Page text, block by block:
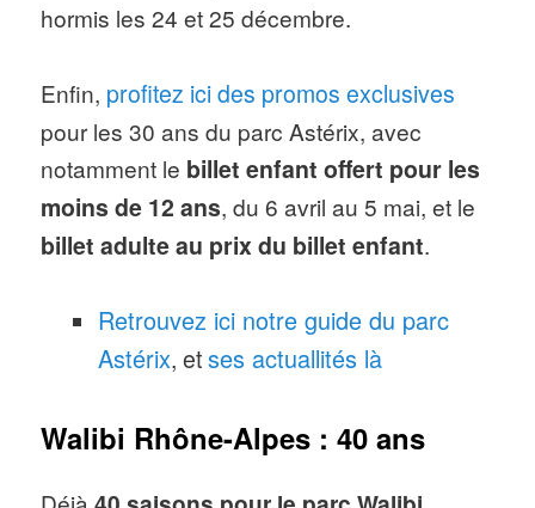
hormis les 24 et 25 décembre.
Enfin, profitez ici des promos exclusives
pour les 30 ans du parc Astérix, avec
notamment le billet enfant offert pour les
moins de 12 ans, du 6 avril au 5 mai, et le
billet adulte au prix du billet enfant.
Retrouvez ici notre guide du parc
Astérix, etses actuallités là
Walibi Rhône-Alpes : 40 ans